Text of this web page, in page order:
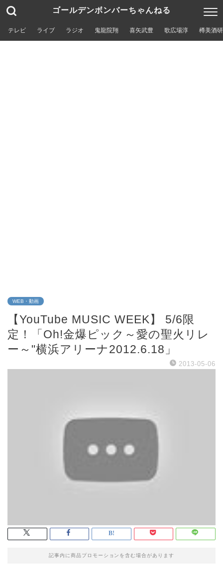
ゴールデンボンバーちゃんねる
テレビ ライブ ラジオ 鬼龍院翔 喜矢武豊 歌広場淳 樽美酒
WEB・動画
【YouTube MUSIC WEEK】 5/6限
定！「Oh!金爆ピック～愛の聖火リレ
ー～"横浜アリーナ2012.6.18」
2013-05-06
記事内に商品プロモーションを含む場合があります